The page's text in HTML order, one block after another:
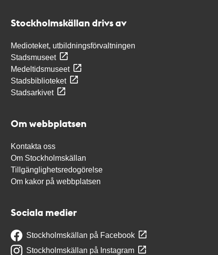
Stockholmskällan drivs av
Medioteket, utbildningsförvaltningen
Stadsmuseet
Medeltidsmuseet
Stadsbiblioteket
Stadsarkivet
Om webbplatsen
Kontakta oss
Om Stockholmskällan
Tillgänglighetsredogörelse
Om kakor på webbplatsen
Sociala medier
Stockholmskällan på Facebook
Stockholmskällan på Instagram